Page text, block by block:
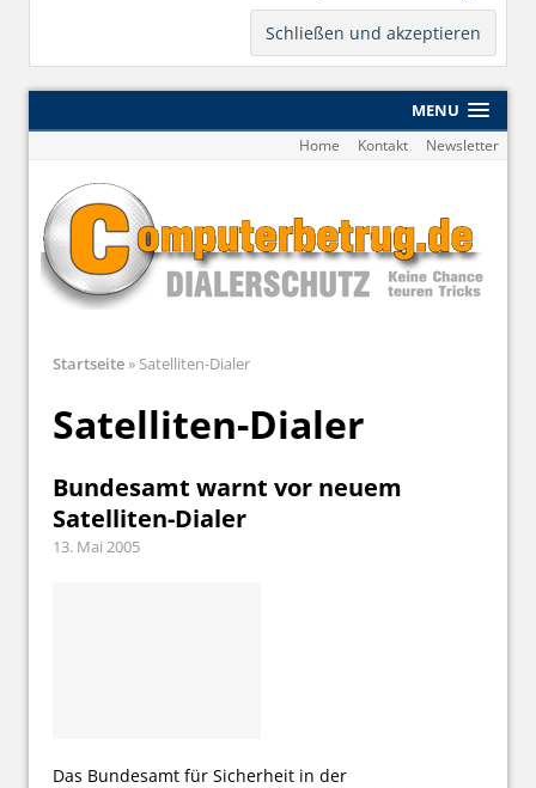
MENU
Home Kontakt Newsletter
Startseite» Satelliten-Dialer
Satelliten-Dialer
Bundesamt warnt vor neuem
Satelliten-Dialer
13. Mai 2005
Das Bundesamt für Sicherheit in der